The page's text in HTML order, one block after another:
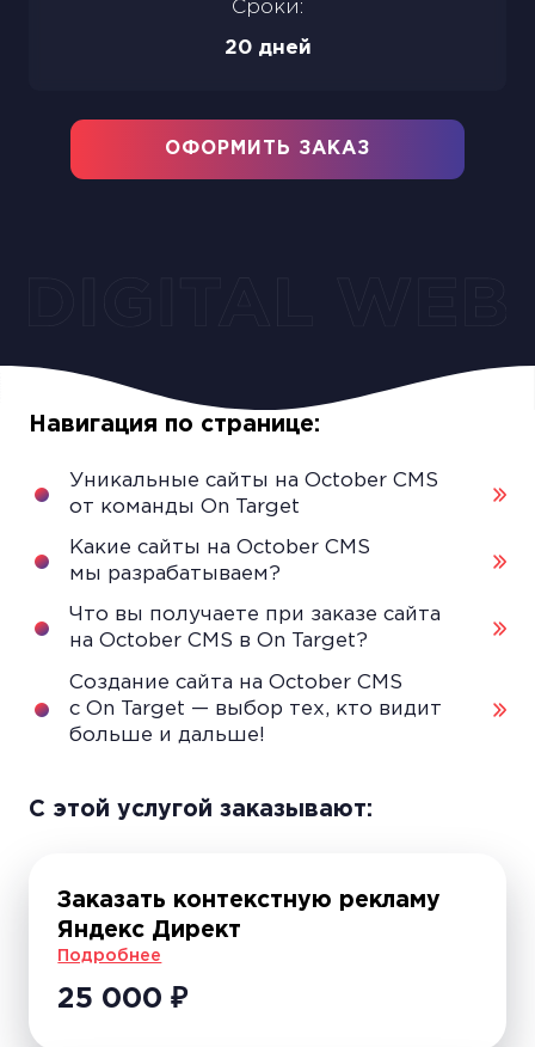
Сроки:
20 дней
ОФОРМИТЬ ЗАКАЗ
Навигация по странице:
Уникальные сайты на October CMS
от команды On Target
Какие сайты на October CMS
мы разрабатываем?
Что вы получаете при заказе сайта
на October CMS в On Target?
Создание сайта на October CMS
с On Target — выбор тех, кто видит
больше и дальше!
С этой уcлугой заказывают:
Заказать контекстную рекламу
Яндекс Директ
Подробнее
25 000 ₽